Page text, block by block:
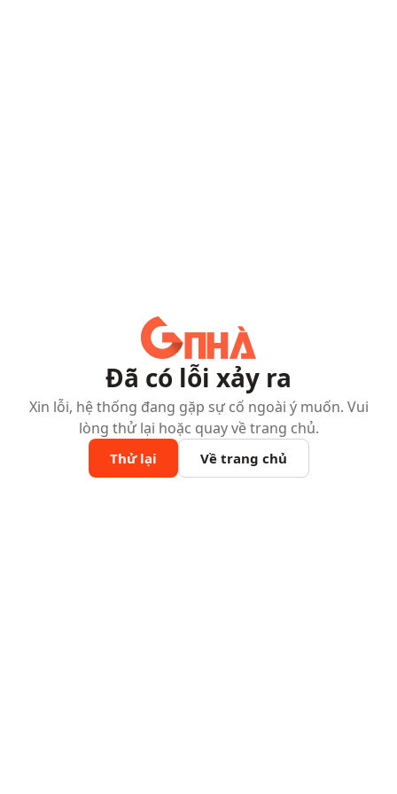
Đã có lỗi xảy ra
Xin lỗi, hệ thống đang gặp sự cố ngoài ý muốn. Vui
lòng thử lại hoặc quay về trang chủ.
Thử lại Về trang chủ